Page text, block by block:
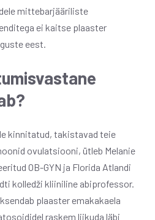
mittebarjääriliste
ei kaitse plaaster
eest.
kinnitatud, takistavad teie
ovulatsiooni, ütleb Melanie
OB-GYN ja Florida Atlandi
kolledži kliiniline abiprofessor.
plaaster emakakaela
raskem liikuda läbi